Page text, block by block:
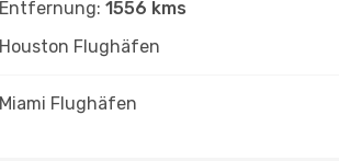
Entfernung: 1556 kms
Houston Flughäfen
Miami Flughäfen